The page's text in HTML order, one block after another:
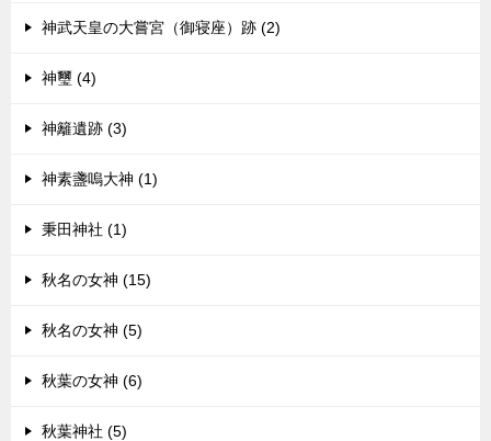
神武天皇の大嘗宮（御寝座）跡 (2)
神璽 (4)
神籬遺跡 (3)
神素盞嗚大神 (1)
秉田神社 (1)
秋名の女神 (15)
秋名の女神 (5)
秋葉の女神 (6)
秋葉神社 (5)